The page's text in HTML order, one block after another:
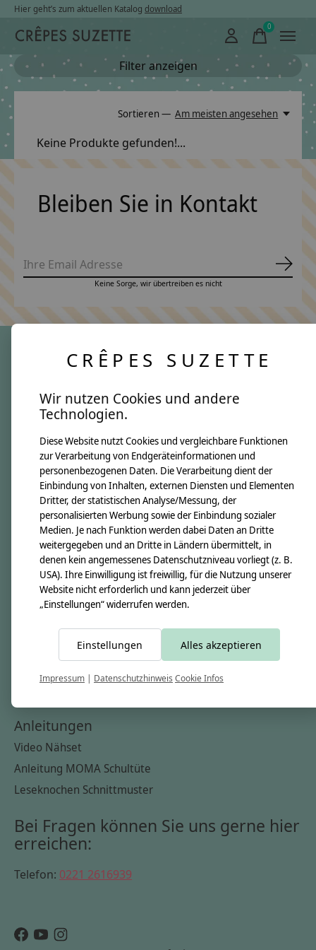
Hier geht’s zum aktuellen Katalog download
0items
Filter anzeigen
Sortieren — Am meisten angesehen
Keine Produkte gefunden!...
Bleiben Sie in Kontakt
Keine Sorge, wir übertreiben es nicht
Über uns
Unsere Creppies
Nähkästchen
Unsere Stoffe
Impressum
Informationen
Kontakt
Versandkosten & Rücksendungen
Zahlungsarten
Widerrufsbelehrung
Anleitungen
Video Nähset
Anleitung MOMA Schultüte
Leseknochen Schnittmuster
Bei Fragen können Sie uns gerne hier
erreichen:
Telefon: 0221 2616939
CRÊPES SUZETTE
Wir nutzen Cookies und andere
Technologien.
Diese Website nutzt Cookies und vergleichbare Funktionen
zur Verarbeitung von Endgeräteinformationen und
personenbezogenen Daten. Die Verarbeitung dient der
Einbindung von Inhalten, externen Diensten und Elementen
Dritter, der statistischen Analyse/Messung, der
personalisierten Werbung sowie der Einbindung sozialer
Medien. Je nach Funktion werden dabei Daten an Dritte
weitergegeben und an Dritte in Ländern übermittelt, in
denen kein angemessenes Datenschutzniveau vorliegt (z. B.
USA). Ihre Einwilligung ist freiwillig, für die Nutzung unserer
Website nicht erforderlich und kann jederzeit über
„Einstellungen“ widerrufen werden.
Einstellungen Alles akzeptieren
Impressum | Datenschutzhinweis Cookie Infos